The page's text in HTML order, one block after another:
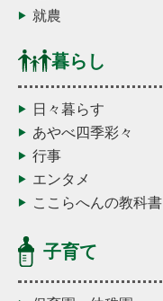
就農
暮らし
日々暮らす
あやべ四季彩々
行事
エンタメ
ここらへんの教科書
子育て